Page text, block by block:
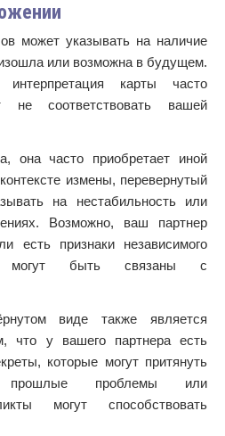
может указывать на наличие
или возможна в будущем.
карты часто
соответствовать вашей
она часто приобретает иной
измены, перевернутый
на нестабильность или
Возможно, ваш партнер
есть признаки независимого
могут быть связаны с
виде также является
что у вашего партнера есть
которые могут притянуть
прошлые проблемы или
могут способствовать